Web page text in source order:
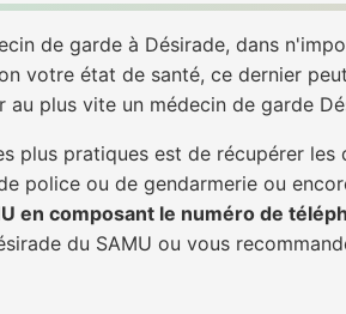
de garde à Désirade, dans
votre état de santé, ce dernier
au plus vite un médecin de garde
plus pratiques est de récupérer
police ou de gendarmerie ou
en composant le numéro de
du SAMU ou vous